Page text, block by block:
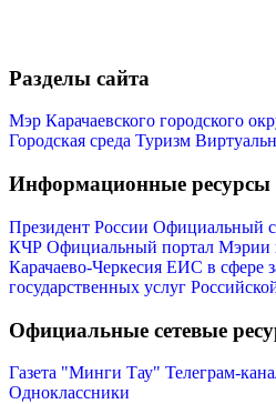
Разделы сайта
Мэр Карачаевского городского
Городская среда Туризм
Информационные ресурсы
Президент России Официальный
КЧР Официальный портал Мэрии
Карачаево-Черкесия ЕИС в сфере
государственных услуг
Официальные сетевые
Газета "Минги Тау" Телеграм-
Одноклассники
Мэр